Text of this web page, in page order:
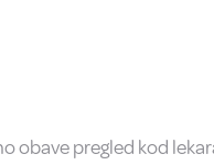
pregled kod